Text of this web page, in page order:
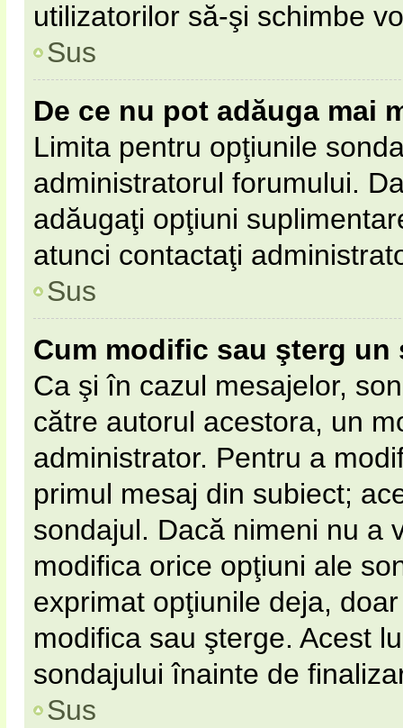
utilizatorilor să-şi schimbe
Sus
De ce nu pot adăuga mai
Limita pentru opţiunile
administratorul forumului.
adăugaţi opţiuni
atunci contactaţi
Sus
Cum modific sau şterg un
Ca şi în cazul mesajelor,
către autorul acestora, un
administrator. Pentru a
primul mesaj din subiect;
sondajul. Dacă nimeni nu a
modifica orice opţiuni ale
exprimat opţiunile deja,
modifica sau şterge. Acest
sondajului înainte de
Sus